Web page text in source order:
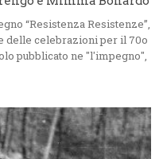
“Resistenza Resistenze”,
delle celebrazioni per il 70o
pubblicato ne "l'impegno",